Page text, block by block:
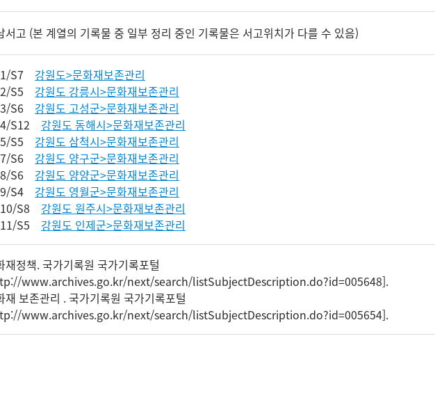
서고 (본 계열의 기록물 중 일부 정리 중인 기록물은 서고위치가 다를 수 있음)
S7
강원도>문화재보존관리
S5
강원도 강릉시>문화재보존관리
S6
강원도 고성군>문화재보존관리
S12
강원도 동해시>문화재보존관리
S5
강원도 삼척시>문화재보존관리
S6
강원도 양구군>문화재보존관리
S6
강원도 양양군>문화재보존관리
S4
강원도 영월군>문화재보존관리
S8
강원도 원주시>문화재보존관리
S5
강원도 인제군>문화재보존관리
재정책. 국가기록원 국가기록포털
www.archives.go.kr/next/search/listSubjectDescription.do?id=005648].
재 보존관리 . 국가기록원 국가기록포털
www.archives.go.kr/next/search/listSubjectDescription.do?id=005654].